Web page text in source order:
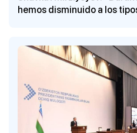
hemos disminuido a los